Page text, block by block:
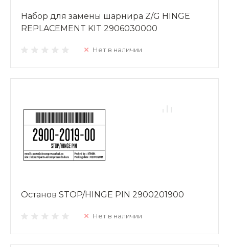
Набор для замены шарнира Z/G HINGE
REPLACEMENT KIT 2906030000
Нет в наличии
Останов STOP/HINGE PIN 2900201900
Нет в наличии